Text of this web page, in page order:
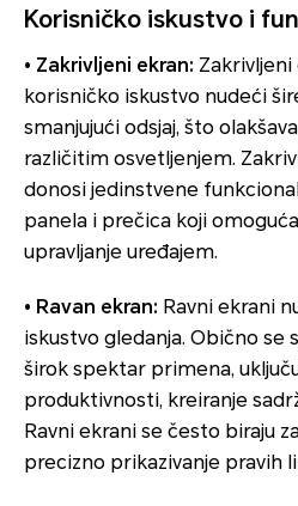
Korisničko iskustvo i
• Zakrivljeni ekran: Zakrivljeni
korisničko iskustvo nudeći
smanjujući odsjaj, što
različitim osvetljenjem.
donosi jedinstvene
panela i prečica koji
upravljanje uređajem.
• Ravan ekran: Ravni ekrani
iskustvo gledanja. Obično se
širok spektar primena,
produktivnosti, kreiranje
Ravni ekrani se često biraju
precizno prikazivanje pravih